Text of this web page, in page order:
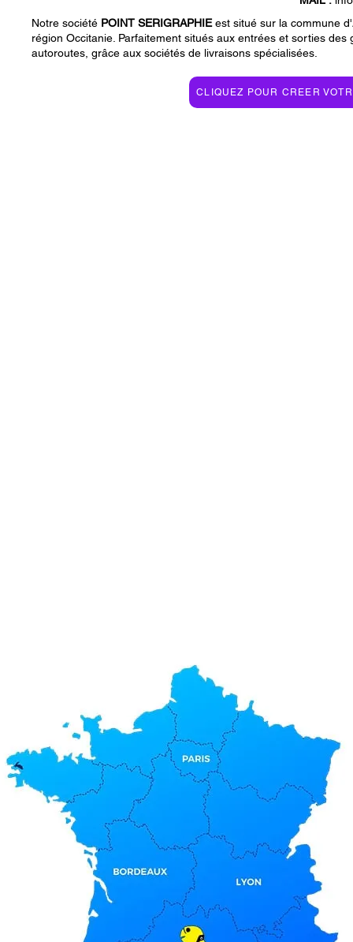
Notre société POINT SERIGRAPHIEest situé sur la commune
région Occitanie. Parfaitement situés aux entrées et sorties
autoroutes, grâce aux sociétés de livraisons spécialisées.
CLIQUEZ POUR CREER